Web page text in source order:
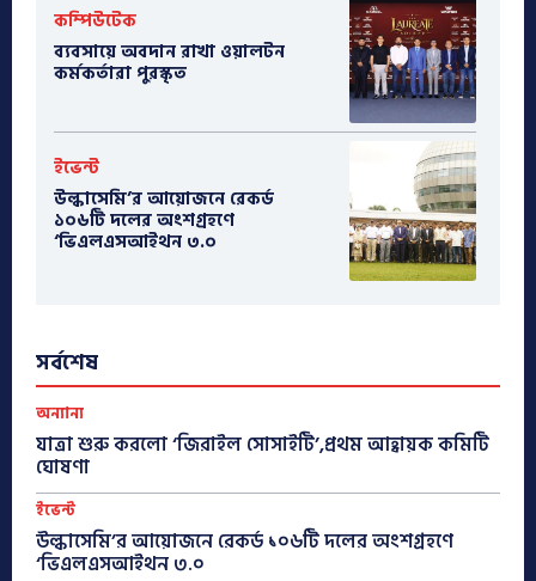
কম্পিউটেক
ব্যবসায়ে অবদান রাখা ওয়ালটন
কর্মকর্তারা পুরস্কৃত
ইভেন্ট
উল্কাসেমি’র আয়োজনে রেকর্ড
১০৬টি দলের অংশগ্রহণে
‘ভিএলএসআইথন ৩.০
সর্বশেষ
অন্যান্য
যাত্রা শুরু করলো ‘জিরাইল সোসাইটি’,প্রথম আহ্বায়ক কমিটি
ঘোষণা
ইভেন্ট
উল্কাসেমি’র আয়োজনে রেকর্ড ১০৬টি দলের অংশগ্রহণে
‘ভিএলএসআইথন ৩.০